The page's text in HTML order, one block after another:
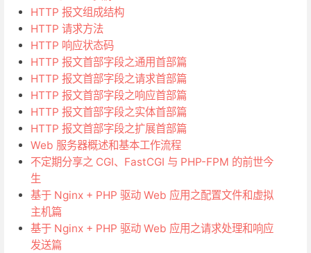
HTTP 报文组成结构
HTTP 请求方法
HTTP 响应状态码
HTTP 报文首部字段之通用首部篇
HTTP 报文首部字段之请求首部篇
HTTP 报文首部字段之响应首部篇
HTTP 报文首部字段之实体首部篇
HTTP 报文首部字段之扩展首部篇
Web 服务器概述和基本工作流程
不定期分享之 CGI、FastCGI 与 PHP-FPM 的前世今
生
基于 Nginx + PHP 驱动 Web 应用之配置文件和虚拟
主机篇
基于 Nginx + PHP 驱动 Web 应用之请求处理和响应
发送篇